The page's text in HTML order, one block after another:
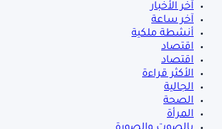
آخر الأخبار
آخر ساعة
أنشطة ملكية
اقتصاد
اقتصاد
الأكثر قراءة
الجالية
الصحة
المرأة